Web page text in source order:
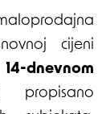
cijeni
14-dnevnom